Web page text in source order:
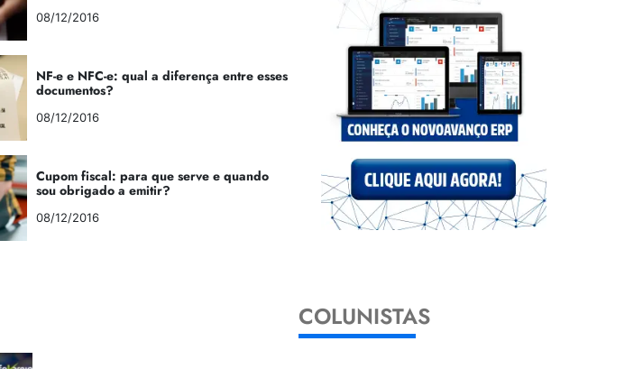
08/12/2016
NF-e e NFC-e: qual a diferença entre esses
documentos?
08/12/2016
Cupom fiscal: para que serve e quando
sou obrigado a emitir?
08/12/2016
COLUNISTAS